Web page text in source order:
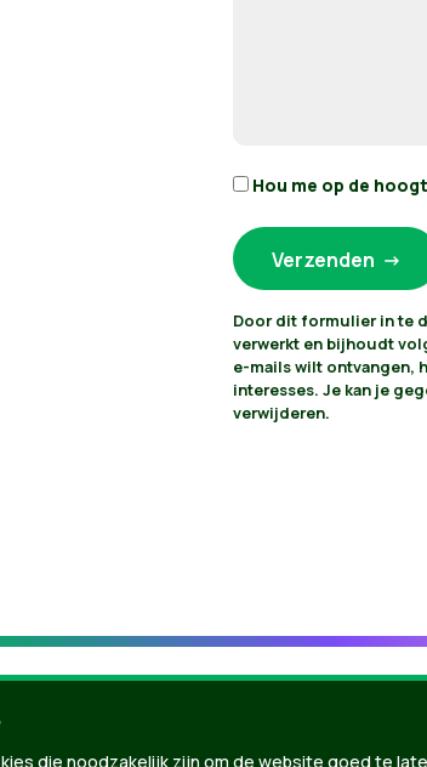
Hou me op de
Door dit formulier in te
verwerkt en bijhoudt
e-mails wilt ontvangen,
interesses. Je kan je
verwijderen.
die noodzakelijk zijn om de website goed te